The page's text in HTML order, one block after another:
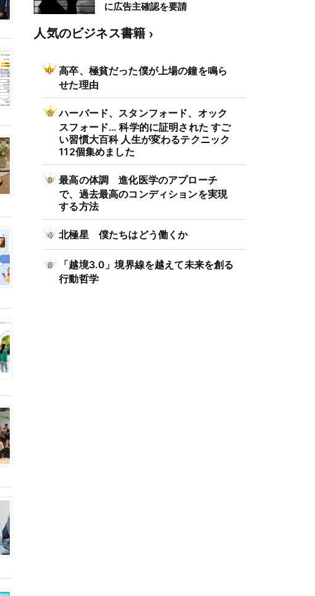
に広告主確認を要請
人気のビジネス書籍
高卒、極貧だった僕が上場の鐘を鳴ら
せた理由
ハーバード、スタンフォード、オック
スフォード… 科学的に証明された すご
い習慣大百科 人生が変わるテクニック
112個集めました
最高の体調 進化医学のアプローチ
で、過去最高のコンディションを実現
する方法
北極星 僕たちはどう働くか
「越境3.0」境界線を越えて未来を創る
行動哲学